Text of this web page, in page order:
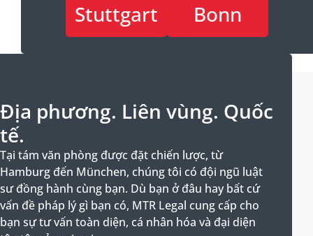
Stuttgart Bonn
Địa phương. Liên vùng. Quốc
tế.
Tại tám văn phòng được đặt chiến lược, từ
Hamburg đến München, chúng tôi có đội ngũ luật
sư đồng hành cùng bạn. Dù bạn ở đâu hay bất cứ
vấn đề pháp lý gì bạn có, MTR Legal cung cấp cho
bạn sự tư vấn toàn diện, cá nhân hóa và đại diện